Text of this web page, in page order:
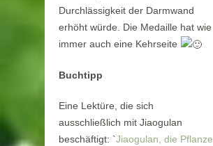
Durchlässigkeit der Darmwand
erhöht würde. Die Medaille hat wie
immer auch eine Kehrseite
Buchtipp
Eine Lektüre, die sich
ausschließlich mit Jiaogulan
beschäftigt: `Jiaogulan, die Pflanze